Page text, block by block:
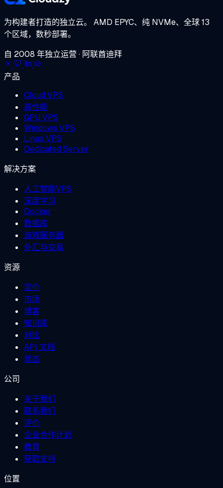
为构建者打造的独立云。 AMD EPYC、纯 NVMe、全球 13
个区域，数秒部署。
自 2008 年独立运营 · 阿联酋迪拜
产品
Cloud VPS
高性能
GPU VPS
Windows VPS
Linux VPS
Dedicated Server
解决方案
人工智能VPS
深度学习
Docker
数据库
游戏服务器
外汇与交易
资源
定价
市场
博客
知识库
对比
API 文档
状态
公司
关于我们
联系我们
评价
企业合作计划
教育
获取支持
位置